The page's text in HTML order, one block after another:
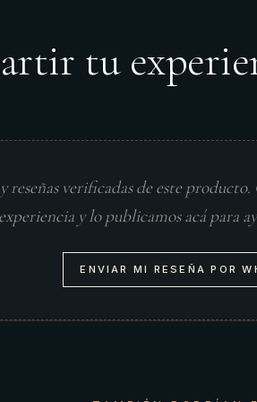
tu
reseñas verificadas de este
y lo publicamos acá para
ENVIAR MI RESEÑA POR